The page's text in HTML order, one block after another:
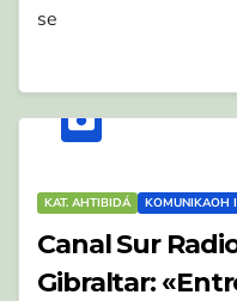
se
KAT. AHTIBIDÁ KOMUNIKAOH
Canal Sur
Gibraltar: